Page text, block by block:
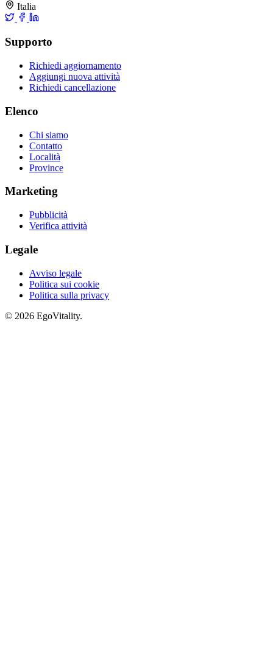
Italia
Supporto
Richiedi aggiornamento
Aggiungi nuova attività
Richiedi cancellazione
Elenco
Chi siamo
Contatto
Località
Province
Marketing
Pubblicità
Verifica attività
Legale
Avviso legale
Politica sui cookie
Politica sulla privacy
© 2026 EgoVitality.